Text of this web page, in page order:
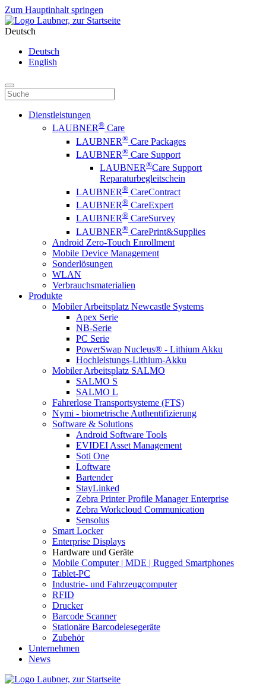
Zum Hauptinhalt springen
Deutsch
Deutsch
English
Dienstleistungen
LAUBNER® Care
LAUBNER® Care Packages
LAUBNER® Care Support
LAUBNER®Care Support
Reparaturbegleitschein
LAUBNER® CareContract
LAUBNER® CareExpert
LAUBNER® CareSurvey
LAUBNER® CarePrint&Supplies
Android Zero-Touch Enrollment
Mobile Device Management
Sonderlösungen
WLAN
Verbrauchsmaterialien
Produkte
Mobiler Arbeitsplatz Newcastle Systems
Apex Serie
NB-Serie
PC Serie
PowerSwap Nucleus® - Lithium Akku
Hochleistungs-Lithium-Akku
Mobiler Arbeitsplatz SALMO
SALMO S
SALMO L
Fahrerlose Transportsysteme (FTS)
Nymi - biometrische Authentifizierung
Software & Solutions
Android Software Tools
EVIDEI Asset Management
Soti One
Loftware
Bartender
StayLinked
Zebra Printer Profile Manager Enterprise
Zebra Workcloud Communication
Sensolus
Smart Locker
Enterprise Displays
Hardware und Geräte
Mobile Computer | MDE | Rugged Smartphones
Tablet-PC
Industrie- und Fahrzeugcomputer
RFID
Drucker
Barcode Scanner
Stationäre Barcodelesegeräte
Zubehör
Unternehmen
News